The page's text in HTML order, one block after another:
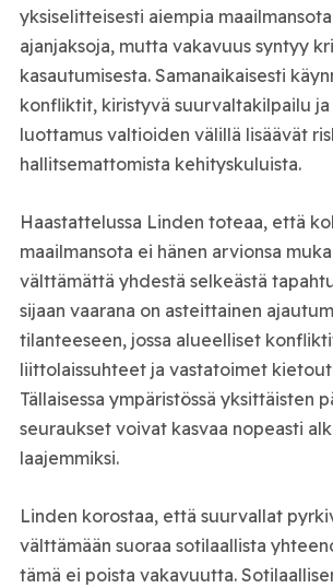
yksiselitteisesti aiempia
ajanjaksoja, mutta vakavuus syntyy
kasautumisesta. Samanaikaisesti
konfliktit, kiristyvä suurvaltakilpailu
luottamus valtioiden välillä lisäävät
hallitsemattomista kehityskuluista.
Haastattelussa Linden toteaa, että
maailmansota ei hänen arvionsa
välttämättä yhdestä selkeästä
sijaan vaarana on asteittainen
tilanteeseen, jossa alueelliset
liittolaissuhteet ja vastatoimet
Tällaisessa ympäristössä yksittäisten
seuraukset voivat kasvaa nopeasti
laajemmiksi.
Linden korostaa, että suurvallat
välttämään suoraa sotilaallista
tämä ei poista vakavuutta.